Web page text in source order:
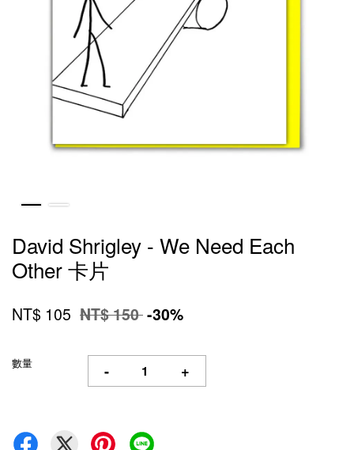
David Shrigley - We Need Each
Other 卡片
NT$ 105 NT$ 150-30%
數量 - +